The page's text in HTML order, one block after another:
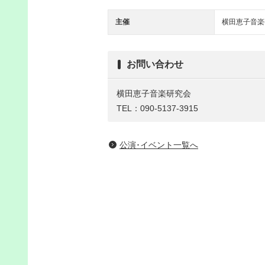
主催 横田恵子音
お問い合わせ
横田恵子音楽研究会
TEL：090-5137-3915
公演･イベント一覧へ